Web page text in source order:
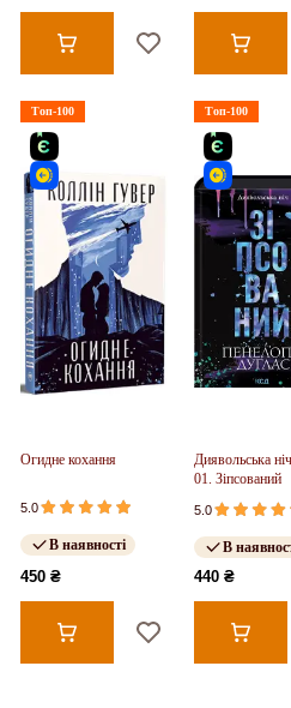
Топ-100
Огидне кохання
5.0
В наявності
450 ₴
Топ-100
Диявольська
01. Зіпсований
5.0
В
440 ₴